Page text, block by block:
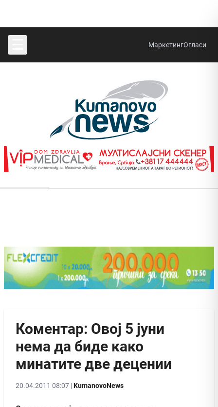
МаркетингОгласи
Коментар: Овој 5 јуни
нема да биде како
минатите две децении
20.04.2011 08:07 |KumanovoNews